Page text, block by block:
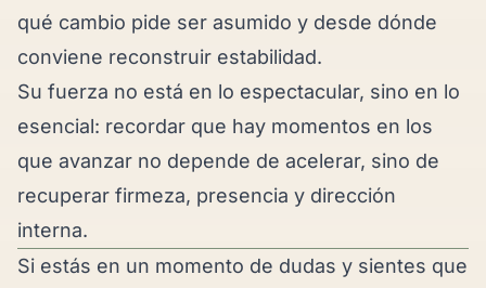
qué cambio pide ser asumido y desde dónde
conviene reconstruir estabilidad.
Su fuerza no está en lo espectacular, sino en lo
esencial: recordar que hay momentos en los
que avanzar no depende de acelerar, sino de
recuperar firmeza, presencia y dirección
interna.
Si estás en un momento de dudas y sientes que